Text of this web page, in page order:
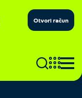
Otvori račun